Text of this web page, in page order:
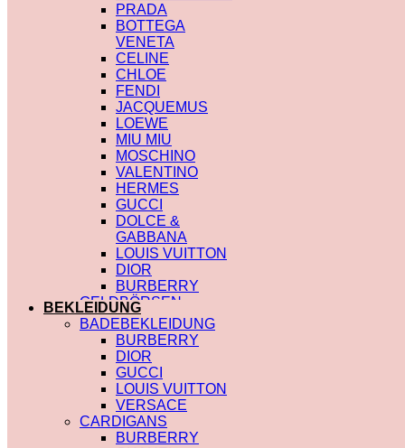
PRADA
BOTTEGA
VENETA
CELINE
CHLOE
FENDI
JACQUEMUS
LOEWE
MIU MIU
MOSCHINO
VALENTINO
HERMES
GUCCI
DOLCE &
GABBANA
LOUIS VUITTON
DIOR
BURBERRY
GELDBÖRSEN
SAINT LAURENT
PRADA
HERMES
GUCCI
DIOR
CHLOE
FENDI
JACQUEMUS
BEKLEIDUNG
BADEBEKLEIDUNG
BURBERRY
DIOR
GUCCI
LOUIS VUITTON
VERSACE
CARDIGANS
BURBERRY